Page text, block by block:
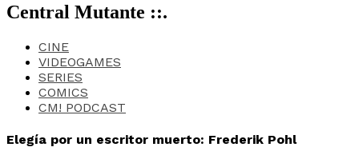
Central Mutante ::.
CINE
VIDEOGAMES
SERIES
COMICS
CM! PODCAST
Elegía por un escritor muerto: Frederik Pohl